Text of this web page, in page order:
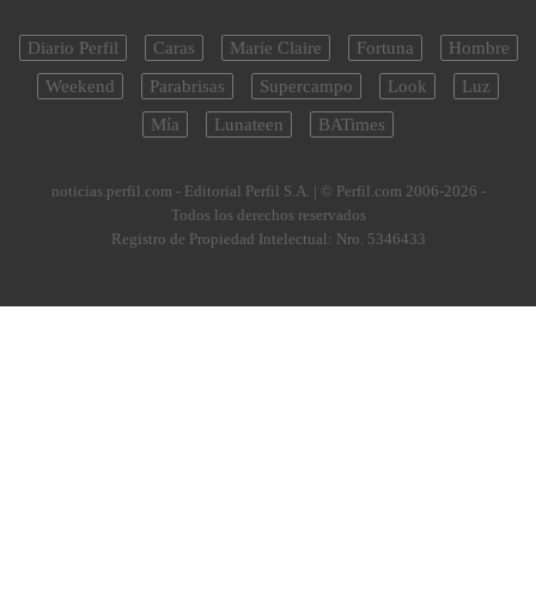
Diario Perfil Caras Marie Claire Fortuna
Hombre
Weekend
Parabrisas Supercampo Look
Luz
Mía
Lunateen BATimes
noticias.perfil.com - Editorial Perfil S.A. | © Perfil.com 2006-2026 -
Todos los derechos reservados
Registro de Propiedad Intelectual: Nro. 5346433